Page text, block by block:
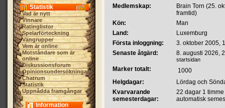
Statistik
Vad är nytt
Vinnare
Ratinglistor
Spelarförteckning
Vängrupper
Vem är online
Motståndare som är
online
Diskussionsforum
Opinionsundersökningar
Chatrum
Statistik
Uppnådda framgångar
Information
Medlemskap:
Brain Torn (25.
framtid)
Kön:
Man
Land:
Luxemburg
Första inloggning:
3. oktober 2005,
Senaste åtgärd:
8. augusti 2026,
startsidan
Marker totalt:
1000
Helgdagar:
Lördag och
Kvarvarande
semesterdagar:
22 dagar 1
automatisk